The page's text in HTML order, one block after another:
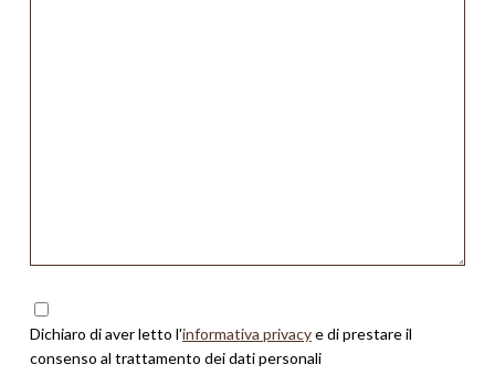
Dichiaro di aver letto l'informativa privacye di prestare il
consenso al trattamento dei dati personali